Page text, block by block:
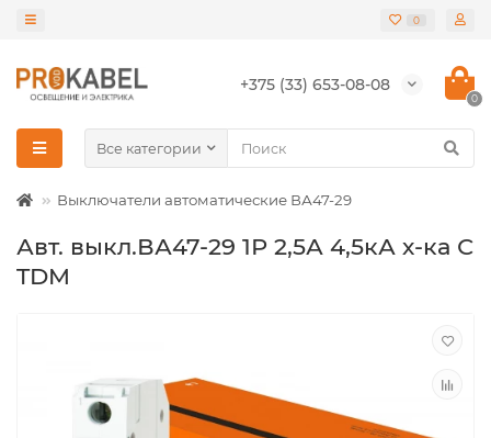
0
+375 (33) 653-08-08
0
Все категории
Выключатели автоматические ВА47-29
Авт. выкл.ВА47-29 1Р 2,5А 4,5кА х-ка С
TDM